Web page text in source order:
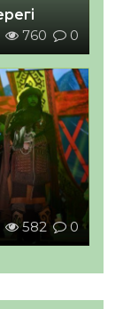
760 0
582 0